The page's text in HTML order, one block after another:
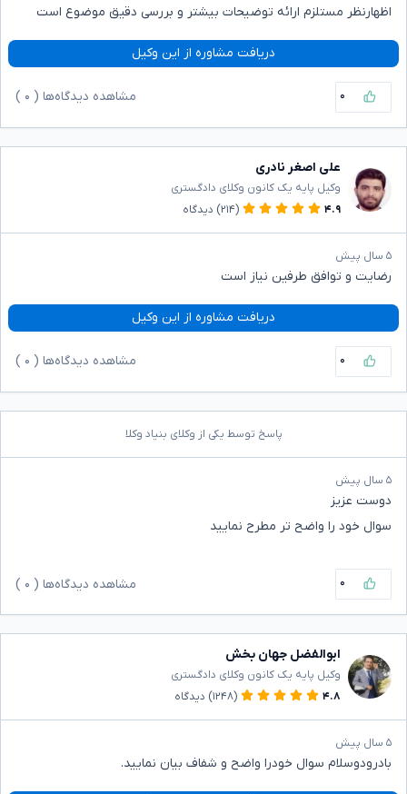
اظهارنظر مستلزم ارائه توضیحات بیشتر و بررسی دقیق موضوع است
دریافت مشاوره از این وکیل
۰ مشاهده دیدگاه‌ها ( ۰
علی اصغر نادری
وکیل پایه یک کانون وکلای دادگستری
۴.۹
(۲۱۴) دیدگاه
۵ سال پیش
رضایت و توافق طرفین نیاز است
دریافت مشاوره از این وکیل
۰ مشاهده دیدگاه‌ها ( ۰
پاسخ توسط یکی از وکلای بنیاد وکلا
۵ سال پیش
دوست عزیز
سوال خود را واضح تر مطرح نمایید
۰ مشاهده دیدگاه‌ها ( ۰
ابوالفضل جهان بخش
وکیل پایه یک کانون وکلای دادگستری
۴.۸
(۱۲۴۸) دیدگاه
۵ سال پیش
بادرودوسلام سوال خودرا واضح و شفاف بیان نمایید.